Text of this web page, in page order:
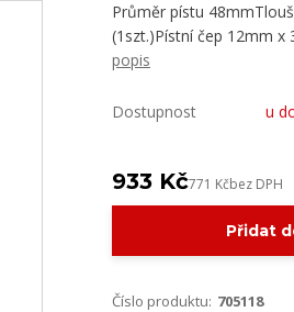
Průměr pístu
(1szt.)Pístní čep 12mm x
popis
Dostupnost u
933 Kč771 Kčbez DPH
Přidat
Číslo produktu: 705118